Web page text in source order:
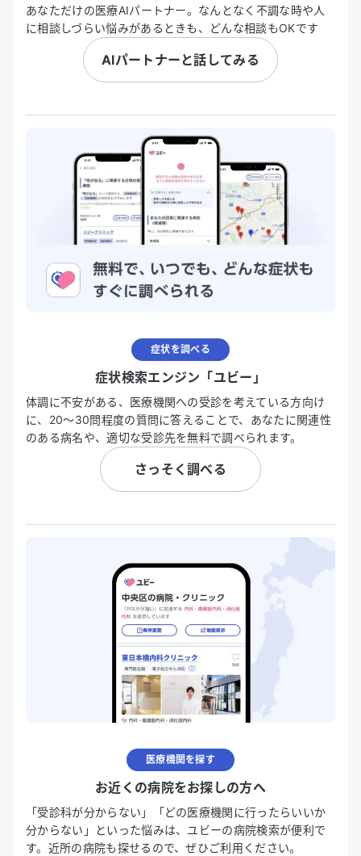
あなただけの医療AIパートナー。なんとなく不調な時や人
に相談しづらい悩みがあるときも、どんな相談もOKです
AIパートナーと話してみる
症状を調べる
症状検索エンジン「ユビー」
体調に不安がある、医療機関への受診を考えている方向け
に、20〜30問程度の質問に答えることで、あなたに関連性
のある病名や、適切な受診先を無料で調べられます。
さっそく調べる
医療機関を探す
お近くの病院をお探しの方へ
「受診科が分からない」「どの医療機関に行ったらいいか
分からない」といった悩みは、ユビーの病院検索が便利で
す。近所の病院も探せるので、ぜひご利用ください。